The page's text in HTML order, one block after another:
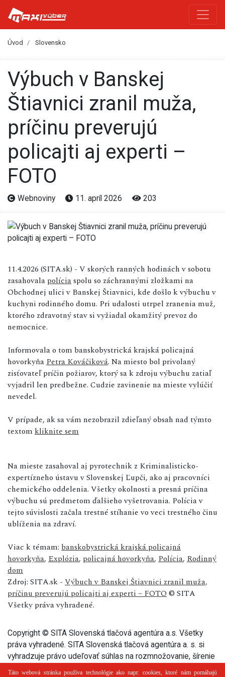
Úvod Slovensko
Výbuch v Banskej
Štiavnici zranil muža,
príčinu preverujú
policajti aj experti –
FOTO
Webnoviny 11. apríl 2026 203
11.4.2026 (SITA.sk) - V skorých ranných hodinách v sobotu
zasahovala políciaspolu so záchrannými zložkami na
Obchodnej ulici v Banskej Štiavnici, kde došlo k výbuchu v
kuchyni rodinného domu. Pri udalosti utrpel zranenia muž,
ktorého zdravotný stav si vyžiadal okamžitý prevoz do
nemocnice.
Informovala o tom banskobystrická krajská policajná
hovorkyňa Petra Kováčiková. Na miesto bol privolaný
zisťovateľ príčin požiarov, ktorý sa k zdroju výbuchu zatiaľ
vyjadril len predbežne. Cudzie zavinenie na mieste vylúčiť
nevedel.
V prípade, ak sa vám nezobrazil zdieľaný obsah nad týmto
textom kliknite sem
Na mieste zasahoval aj pyrotechnik z Kriminalisticko-
expertízneho ústavu v Slovenskej Ľupči, ako aj pracovníci
chemického oddelenia. Všetky okolnosti a presná príčina
výbuchu sú predmetom ďalšieho vyšetrovania. Polícia v
tejto súvislosti začala trestné stíhanie vo veci trestného činu
ublíženia na zdraví.
Viac k témam: banskobystrická krajská policajná
hovorkyňa, Explózia, policajná hovorkyňa, Polícia, Rodinný
dom
Zdroj: SITA.sk - Výbuch v Banskej Štiavnici zranil muža,
príčinu preverujú policajti aj experti – FOTO © SITA
Všetky práva vyhradené.
Copyright © SITA Slovenská tlačová agentúra a.s. Všetky
práva vyhradené. SITA Slovenská tlačová agentúra a. s. si
vyhradzuje právo udeľovať súhlas na rozmnožovanie, šírenie